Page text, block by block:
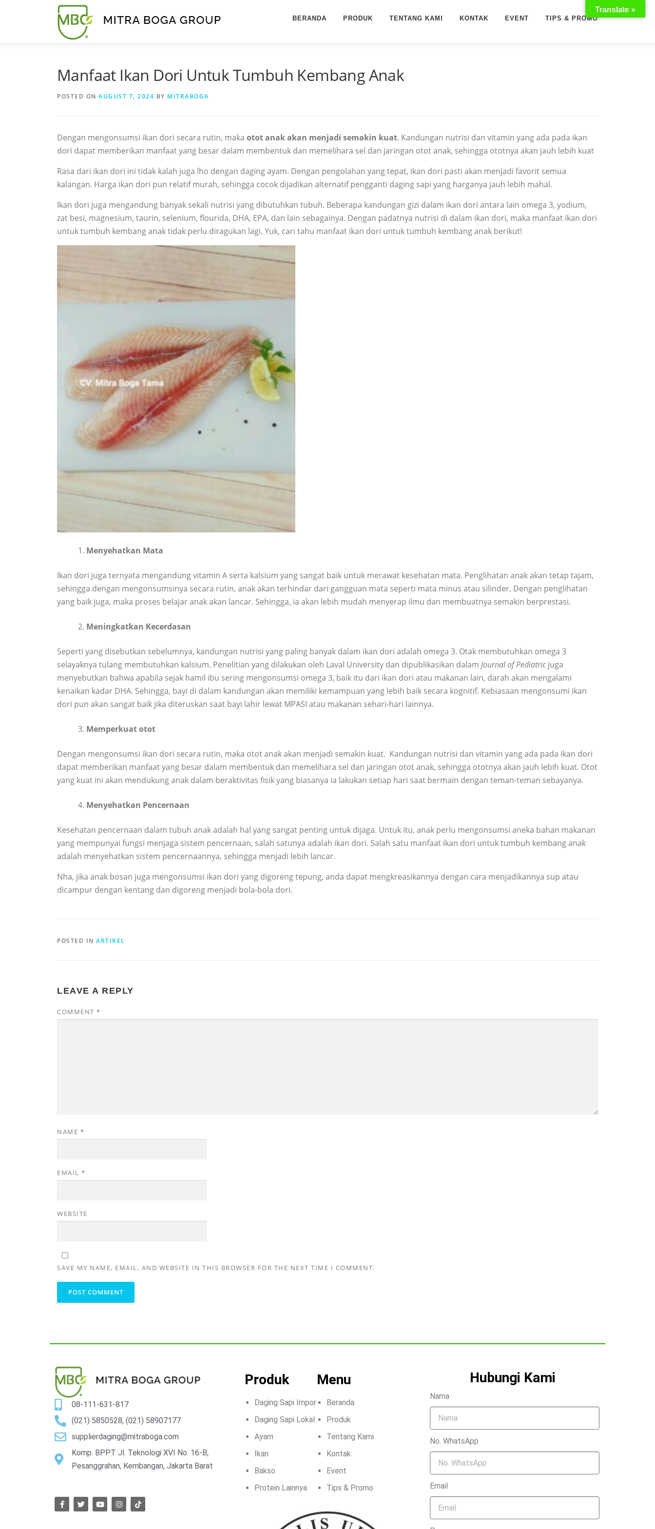
BERANDA PRODUK TENTANG KAMI KONTAK EVENT TIPS & PROMO
Manfaat Ikan Dori Untuk Tumbuh Kembang Anak
POSTED ON AUGUST 7, 2024 BY MITRABOGA
Dengan mengonsumsi ikan dori secara rutin, maka otot anak akan menjadi semakin kuat. Kandungan nutrisi dan vitamin yang ada pada ikan
dori dapat memberikan manfaat yang besar dalam membentuk dan memelihara sel dan jaringan otot anak, sehingga ototnya akan jauh lebih kuat
Rasa dari ikan dori ini tidak kalah juga lho dengan daging ayam. Dengan pengolahan yang tepat, ikan dori pasti akan menjadi favorit semua
kalangan. Harga ikan dori pun relatif murah, sehingga cocok dijadikan alternatif pengganti daging sapi yang harganya jauh lebih mahal.
Ikan dori juga mengandung banyak sekali nutrisi yang dibutuhkan tubuh. Beberapa kandungan gizi dalam ikan dori antara lain omega 3, yodium,
zat besi, magnesium, taurin, selenium, flourida, DHA, EPA, dan lain sebagainya. Dengan padatnya nutrisi di dalam ikan dori, maka manfaat ikan dori
untuk tumbuh kembang anak tidak perlu diragukan lagi. Yuk, cari tahu manfaat ikan dori untuk tumbuh kembang anak berikut!
Menyehatkan Mata
Ikan dori juga ternyata mengandung vitamin A serta kalsium yang sangat baik untuk merawat kesehatan mata. Penglihatan anak akan tetap tajam,
sehingga dengan mengonsumsinya secara rutin, anak akan terhindar dari gangguan mata seperti mata minus atau silinder. Dengan penglihatan
yang baik juga, maka proses belajar anak akan lancar. Sehingga, ia akan lebih mudah menyerap ilmu dan membuatnya semakin berprestasi.
Meningkatkan Kecerdasan
Seperti yang disebutkan sebelumnya, kandungan nutrisi yang paling banyak dalam ikan dori adalah omega 3. Otak membutuhkan omega 3
selayaknya tulang membutuhkan kalsium. Penelitian yang dilakukan oleh Laval University dan dipublikasikan dalam Journal of Pediatric juga
menyebutkan bahwa apabila sejak hamil ibu sering mengonsumsi omega 3, baik itu dari ikan dori atau makanan lain, darah akan mengalami
kenaikan kadar DHA. Sehingga, bayi di dalam kandungan akan memiliki kemampuan yang lebih baik secara kognitif. Kebiasaan mengonsumi ikan
dori pun akan sangat baik jika diteruskan saat bayi lahir lewat MPASI atau makanan sehari-hari lainnya.
Memperkuat otot
Dengan mengonsumsi ikan dori secara rutin, maka otot anak akan menjadi semakin kuat. Kandungan nutrisi dan vitamin yang ada pada ikan dori
dapat memberikan manfaat yang besar dalam membentuk dan memelihara sel dan jaringan otot anak, sehingga ototnya akan jauh lebih kuat. Otot
yang kuat ini akan mendukung anak dalam beraktivitas fisik yang biasanya ia lakukan setiap hari saat bermain dengan teman-teman sebayanya.
Menyehatkan Pencernaan
Kesehatan pencernaan dalam tubuh anak adalah hal yang sangat penting untuk dijaga. Untuk itu, anak perlu mengonsumsi aneka bahan makanan
yang mempunyai fungsi menjaga sistem pencernaan, salah satunya adalah ikan dori. Salah satu manfaat ikan dori untuk tumbuh kembang anak
adalah menyehatkan sistem pencernaannya, sehingga menjadi lebih lancar.
Nha, jika anak bosan juga mengonsumsi ikan dori yang digoreng tepung, anda dapat mengkreasikannya dengan cara menjadikannya sup atau
dicampur dengan kentang dan digoreng menjadi bola-bola dori.
POSTED IN ARTIKEL
LEAVE A REPLY
COMMENT *
NAME *
EMAIL *
WEBSITE
SAVE MY NAME, EMAIL, AND WEBSITE IN THIS BROWSER FOR THE NEXT TIME I COMMENT.
08-111-631-817
(021) 5850528, (021) 58907177
supplierdaging@mitraboga.com
Komp. BPPT Jl. Teknologi XVI No. 16-B,
Pesanggrahan, Kembangan, Jakarta Barat
Produk
Daging Sapi Impor
Daging Sapi Lokal
Ayam
Ikan
Bakso
Protein Lainnya
Menu
Beranda
Produk
Tentang Kami
Kontak
Event
Tips & Promo
Hubungi Kami
Nama
No. WhatsApp
Email
Translate »